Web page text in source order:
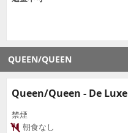
QUEEN/QUEEN
Queen/Queen - De Luxe
禁煙
朝食なし